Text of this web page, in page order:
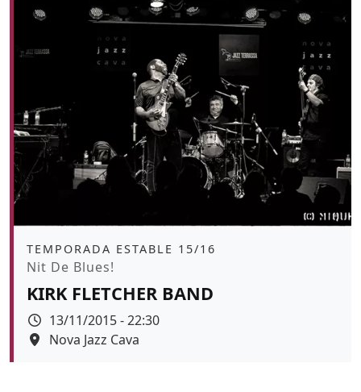
Àmbit
TEMPORADA ESTABLE 15/16
Promoció
Nit De Blues!
KIRK FLETCHER BAND
Data
13/11/2015 - 22:30
Espai
Nova Jazz Cava